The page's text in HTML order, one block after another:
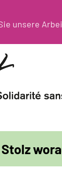
unsere